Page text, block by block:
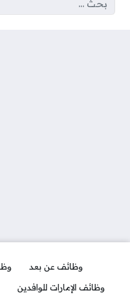
وظائف عن بعد
وظائف الإمارات للوافدين